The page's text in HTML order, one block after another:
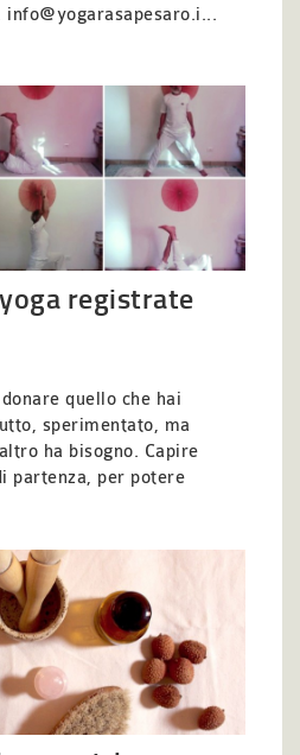
registrate
quello che hai
sperimentato, ma
ha bisogno. Capire
partenza, per potere